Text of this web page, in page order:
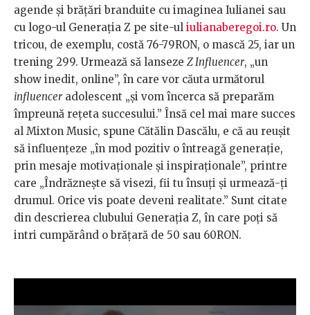
agende și brățări branduite cu imaginea Iulianei sau
cu logo-ul Generația Z pe site-ul iulianaberegoi.ro. Un
tricou, de exemplu, costă 76-79RON, o mască 25, iar un
trening 299. Urmează să lanseze Z Influencer, „un
show inedit, online”, în care vor căuta următorul
influenceradolescent „și vom încerca să preparăm
împreună rețeta succesului.” Însă cel mai mare succes
al Mixton Music, spune Cătălin Dascălu, e că au reușit
să influențeze „în mod pozitiv o întreagă generație,
prin mesaje motivaționale și inspiraționale”, printre
care „Îndrăznește să visezi, fii tu însuți și urmează-ți
drumul. Orice vis poate deveni realitate.” Sunt citate
din descrierea clubului Generația Z, în care poți să
intri cumpărând o brățară de 50 sau 60RON.